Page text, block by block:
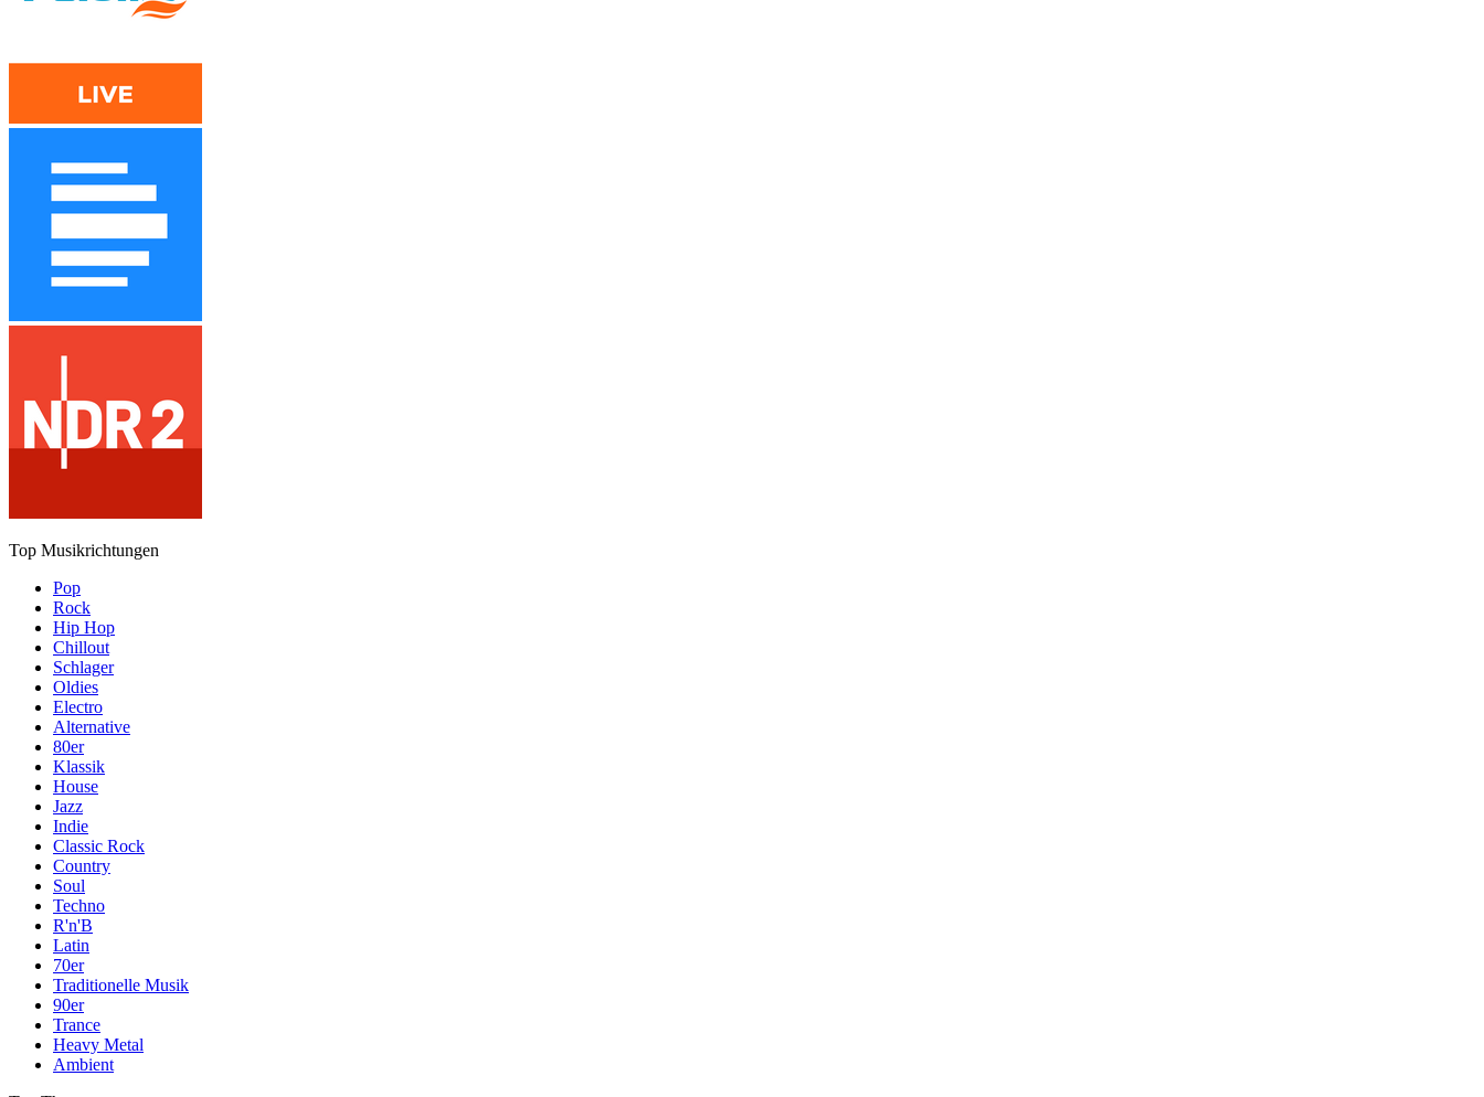
Top Musikrichtungen
Pop
Rock
Hip Hop
Chillout
Schlager
Oldies
Electro
Alternative
80er
Klassik
House
Jazz
Indie
Classic Rock
Country
Soul
Techno
R'n'B
Latin
70er
Traditionelle Musik
90er
Trance
Heavy Metal
Ambient